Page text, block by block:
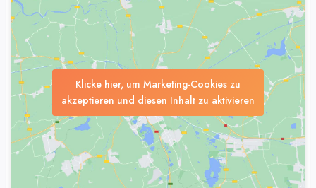
Klicke hier, um Marketing-Cookies zu
akzeptieren und diesen Inhalt zu aktivieren